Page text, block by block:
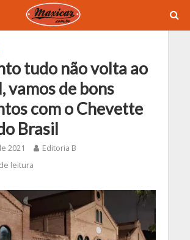
tudo não volta ao
vamos de bons
com o Chevette
Brasil
2021
Editoria B
leitura